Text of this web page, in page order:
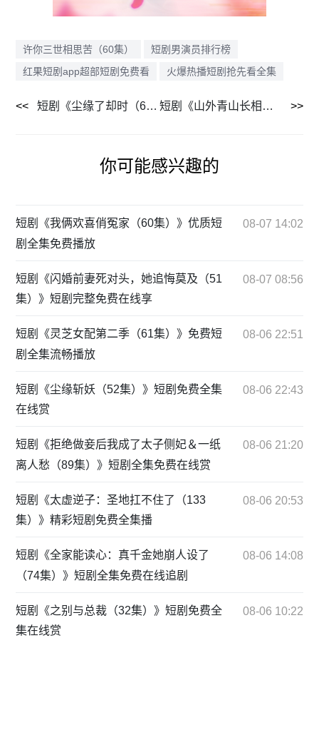
许你三世相思苦（60集）
短剧男演员排行榜
红果短剧app超部短剧免费看
火爆热播短剧抢先看全集
短剧《尘缘了却时（60集）》全集短剧在线免费看 短剧《山外青山长相忆（66集）》短剧完整版全集在线播放免费观看
你可能感兴趣的
短剧《我俩欢喜俏冤家（60集）》优质短
剧全集免费播放
08-07 14:02
短剧《闪婚前妻死对头，她追悔莫及（51
集）》短剧完整免费在线享
08-07 08:56
短剧《灵芝女配第二季（61集）》免费短
剧全集流畅播放
08-06 22:51
短剧《尘缘斩妖（52集）》短剧免费全集
在线赏
08-06 22:43
短剧《拒绝做妾后我成了太子侧妃＆一纸
离人愁（89集）》短剧全集免费在线赏
08-06 21:20
短剧《太虚逆子：圣地扛不住了（133
集）》精彩短剧免费全集播
08-06 20:53
短剧《全家能读心：真千金她崩人设了
（74集）》短剧全集免费在线追剧
08-06 14:08
短剧《之别与总裁（32集）》短剧免费全
集在线赏
08-06 10:22